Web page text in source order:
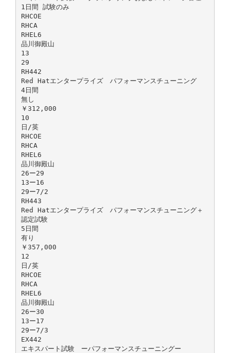
1日間 試験のみ
RHCOE
RHCA
RHEL6
品川御殿山
13
29
RH442
Red Hatエンタープライズ パフォーマンスチューニング
4日間
無し
￥312,000
10
日/英
RHCOE
RHCA
RHEL6
品川御殿山
26ー29
13ー16
29ー7/2
RH443
Red Hatエンタープライズ パフォーマンスチューニング＋
認定試験
5日間
有り
￥357,000
12
日/英
RHCOE
RHCA
RHEL6
品川御殿山
26ー30
13ー17
29ー7/3
EX442
エキスパート試験 ーパフォーマンスチューニングー